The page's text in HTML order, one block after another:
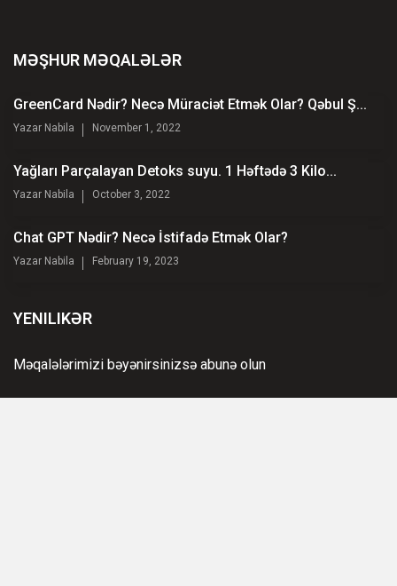
MƏŞHUR MƏQALƏLƏR
GreenCard Nədir? Necə Müraciət Etmək Olar? Qəbul Ş...
Yazar Nabila November 1, 2022
Yağları Parçalayan Detoks suyu. 1 Həftədə 3 Kilo...
Yazar Nabila October 3, 2022
Chat GPT Nədir? Necə İstifadə Etmək Olar?
Yazar Nabila February 19, 2023
YENILIKƏR
Məqalələrimizi bəyənirsinizsə abunə olun